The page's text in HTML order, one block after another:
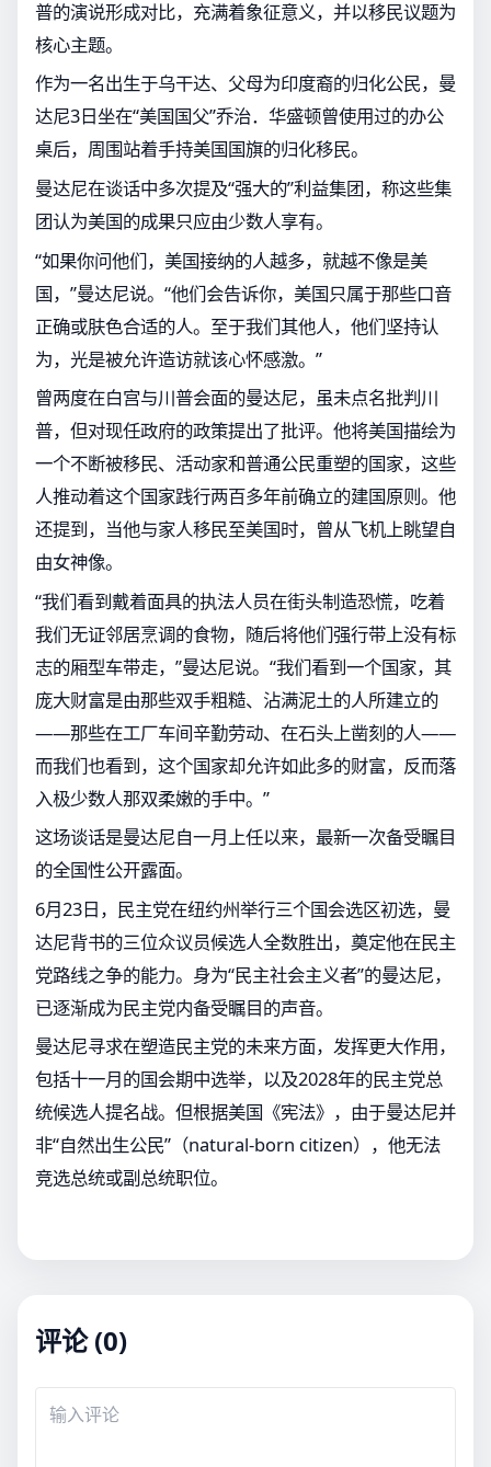
普的演说形成对比，充满着象征意义，并以移民议题为
核心主题。
作为一名出生于乌干达、父母为印度裔的归化公民，曼
达尼3日坐在“美国国父”乔治．华盛顿曾使用过的办公
桌后，周围站着手持美国国旗的归化移民。
曼达尼在谈话中多次提及“强大的”利益集团，称这些集
团认为美国的成果只应由少数人享有。
“如果你问他们，美国接纳的人越多，就越不像是美
国，”曼达尼说。“他们会告诉你，美国只属于那些口音
正确或肤色合适的人。至于我们其他人，他们坚持认
为，光是被允许造访就该心怀感激。”
曾两度在白宫与川普会面的曼达尼，虽未点名批判川
普，但对现任政府的政策提出了批评。他将美国描绘为
一个不断被移民、活动家和普通公民重塑的国家，这些
人推动着这个国家践行两百多年前确立的建国原则。他
还提到，当他与家人移民至美国时，曾从飞机上眺望自
由女神像。
“我们看到戴着面具的执法人员在街头制造恐慌，吃着
我们无证邻居烹调的食物，随后将他们强行带上没有标
志的厢型车带走，”曼达尼说。“我们看到一个国家，其
庞大财富是由那些双手粗糙、沾满泥土的人所建立的
——那些在工厂车间辛勤劳动、在石头上凿刻的人——
而我们也看到，这个国家却允许如此多的财富，反而落
入极少数人那双柔嫩的手中。”
这场谈话是曼达尼自一月上任以来，最新一次备受瞩目
的全国性公开露面。
6月23日，民主党在纽约州举行三个国会选区初选，曼
达尼背书的三位众议员候选人全数胜出，奠定他在民主
党路线之争的能力。身为“民主社会主义者”的曼达尼，
已逐渐成为民主党内备受瞩目的声音。
曼达尼寻求在塑造民主党的未来方面，发挥更大作用，
包括十一月的国会期中选举，以及2028年的民主党总
统候选人提名战。但根据美国《宪法》，由于曼达尼并
非“自然出生公民”（natural-born citizen），他无法
竞选总统或副总统职位。
评论 (0)